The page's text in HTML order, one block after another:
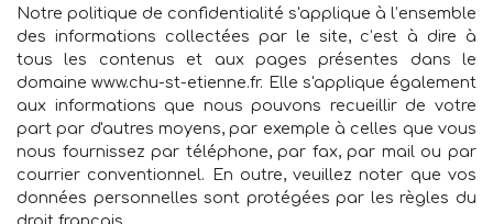
Notre politique de confidentialité s'applique à l’ensemble
des informations collectées par le site, c’est à dire à
tous les contenus et aux pages présentes dans le
domaine www.chu-st-etienne.fr. Elle s'applique également
aux informations que nous pouvons recueillir de votre
part par d'autres moyens, par exemple à celles que vous
nous fournissez par téléphone, par fax, par mail ou par
courrier conventionnel. En outre, veuillez noter que vos
données personnelles sont protégées par les règles du